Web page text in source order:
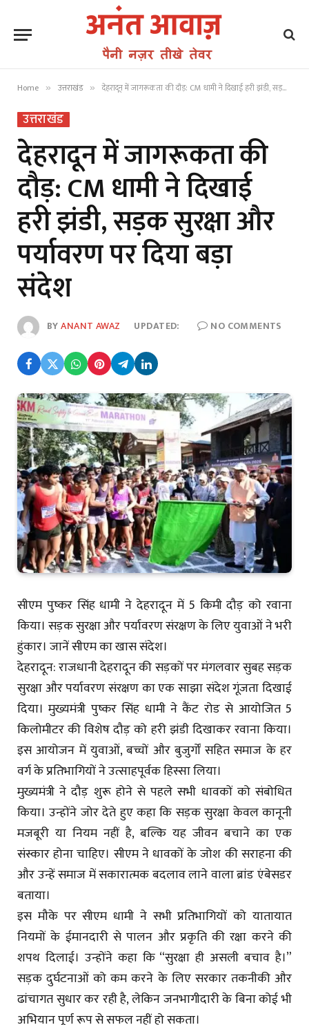
Home » उत्तराखंड » देहरादून में जागरूकता की दौड़: CM धामी ने दिखाई हरी झंडी, सड़क सुरक्षा और पर्यावरण पर दिया बड़ा संदेश
उत्तराखंड
देहरादून में जागरूकता की
दौड़: CM धामी ने दिखाई
हरी झंडी, सड़क सुरक्षा और
पर्यावरण पर दिया बड़ा
संदेश
BYANANT AWAZ UPDATED: NO COMMENTS
सीएम पुष्कर सिंह धामी ने देहरादून में 5 किमी दौड़ को रवाना
किया। सड़क सुरक्षा और पर्यावरण संरक्षण के लिए युवाओं ने भरी
हुंकार। जानें सीएम का खास संदेश।
देहरादून: राजधानी देहरादून की सड़कों पर मंगलवार सुबह सड़क
सुरक्षा और पर्यावरण संरक्षण का एक साझा संदेश गूंजता दिखाई
दिया। मुख्यमंत्री पुष्कर सिंह धामी ने कैंट रोड से आयोजित 5
किलोमीटर की विशेष दौड़ को हरी झंडी दिखाकर रवाना किया।
इस आयोजन में युवाओं, बच्चों और बुजुर्गों सहित समाज के हर
वर्ग के प्रतिभागियों ने उत्साहपूर्वक हिस्सा लिया।
मुख्यमंत्री ने दौड़ शुरू होने से पहले सभी धावकों को संबोधित
किया। उन्होंने जोर देते हुए कहा कि सड़क सुरक्षा केवल कानूनी
मजबूरी या नियम नहीं है, बल्कि यह जीवन बचाने का एक
संस्कार होना चाहिए। सीएम ने धावकों के जोश की सराहना की
और उन्हें समाज में सकारात्मक बदलाव लाने वाला ब्रांड एंबेसडर
बताया।
इस मौके पर सीएम धामी ने सभी प्रतिभागियों को यातायात
नियमों के ईमानदारी से पालन और प्रकृति की रक्षा करने की
शपथ दिलाई। उन्होंने कहा कि “सुरक्षा ही असली बचाव है।”
सड़क दुर्घटनाओं को कम करने के लिए सरकार तकनीकी और
ढांचागत सुधार कर रही है, लेकिन जनभागीदारी के बिना कोई भी
अभियान पूर्ण रूप से सफल नहीं हो सकता।